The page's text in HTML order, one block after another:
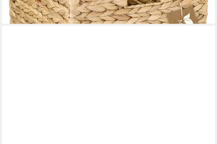
-48%
lieferbar - in 2-3 Werktagen bei dir